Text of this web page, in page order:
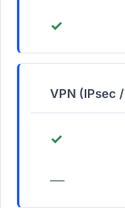
✓
VPN (IPsec
✓
—